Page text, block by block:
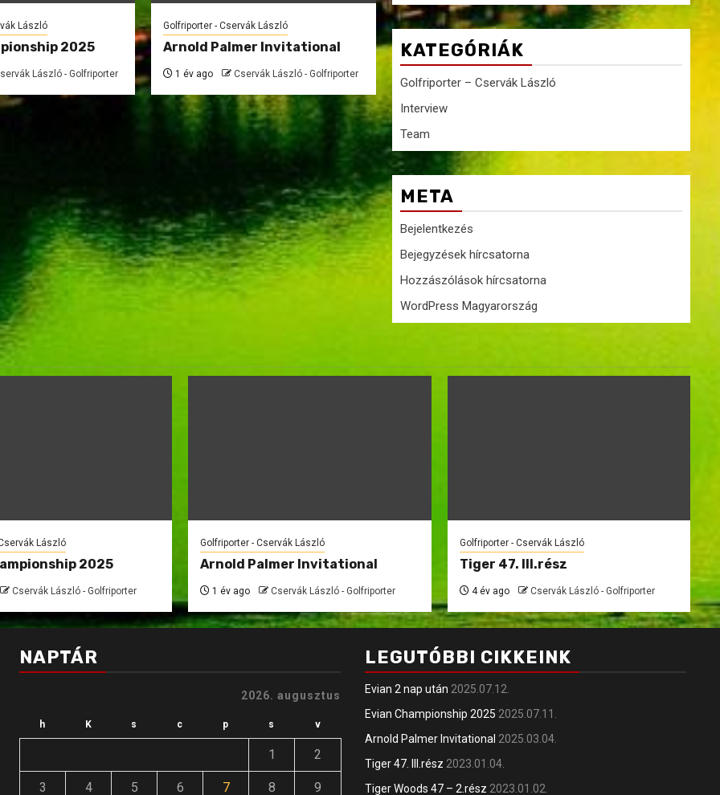
László
2025
László - Golfriporter
Golfriporter - Cservák László
Arnold Palmer Invitational
1 év ago Cservák László - Golfriporter
KATEGÓRIÁK
Golfriporter – Cservák László
Interview
Team
META
Bejelentkezés
Bejegyzések hírcsatorna
Hozzászólások hírcsatorna
WordPress Magyarország
László
2025
Cservák László - Golfriporter
Golfriporter - Cservák László
Arnold Palmer Invitational
1 év ago Cservák László - Golfriporter
Golfriporter - Cservák László
Tiger 47. III.rész
4 év ago Cservák László - Golfriporter
NAPTÁR
2026. augusztus
h K s c p s v
1 2
3 4 5 6 7 8 9
LEGUTÓBBI CIKKEINK
Evian 2 nap után 2025.07.12.
Evian Championship 2025 2025.07.11.
Arnold Palmer Invitational 2025.03.04.
Tiger 47. III.rész 2023.01.04.
Tiger Woods 47 – 2.rész 2023.01.02.